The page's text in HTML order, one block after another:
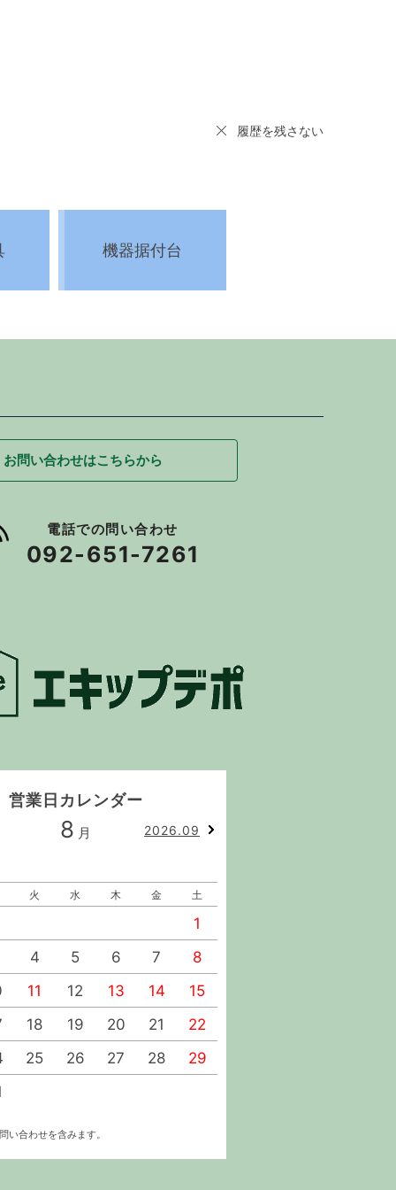
履歴を残さない
機器据付台
お問い合わせはこちらから
電話での問い合わせ
092-651-7261
営業日カレンダー
8 月 2026.09
火 水 木 金 土
1
4 5 6 7
8
11 12 13 14
15
18 19 20 21
22
25 26 27 28
29
い合わせを含みます。